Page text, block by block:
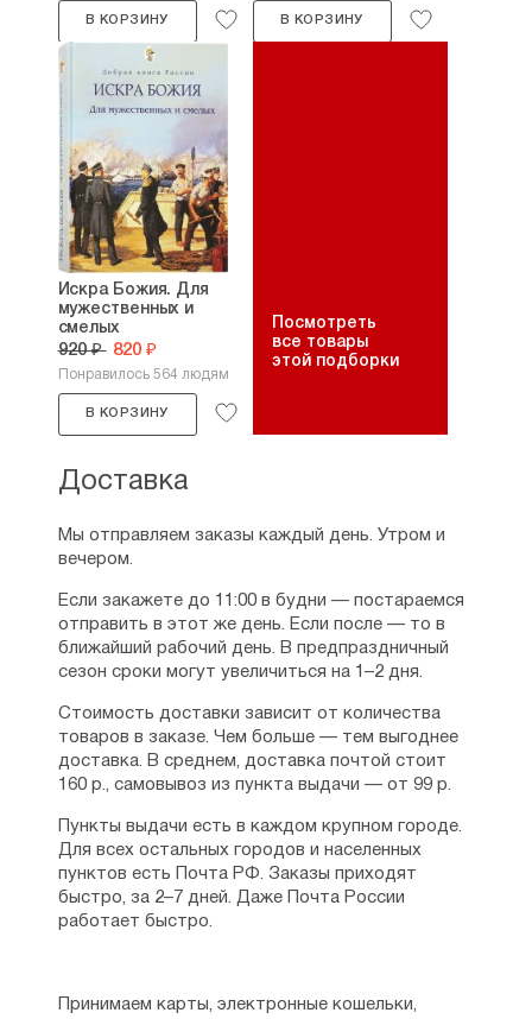
В КОРЗИНУ В КОРЗИНУ
Искра Божия. Для
мужественных и
смелых
920 ₽ 820 ₽
Понравилось 564 людям
В КОРЗИНУ
Посмотреть
все товары
этой подборки
Доставка
Мы отправляем заказы каждый день. Утром и
вечером.
Если закажете до 11:00 в будни — постараемся
отправить в этот же день. Если после — то в
ближайший рабочий день. В предпраздничный
сезон сроки могут увеличиться на 1–2 дня.
Стоимость доставки зависит от количества
товаров в заказе. Чем больше — тем выгоднее
доставка. В среднем, доставка почтой стоит
160 р., самовывоз из пункта выдачи — от 99 р.
Пункты выдачи есть в каждом крупном городе.
Для всех остальных городов и населенных
пунктов есть Почта РФ. Заказы приходят
быстро, за 2–7 дней. Даже Почта России
работает быстро.
Принимаем карты, электронные кошельки,